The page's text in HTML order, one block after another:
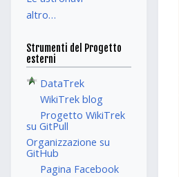
altro…
Strumenti del Progetto
esterni
DataTrek
WikiTrek blog
Progetto WikiTrek
su GitPull
Organizzazione su
GitHub
Pagina Facebook